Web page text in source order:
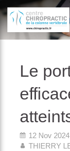
Le
12 Nov 2024
THIERRY